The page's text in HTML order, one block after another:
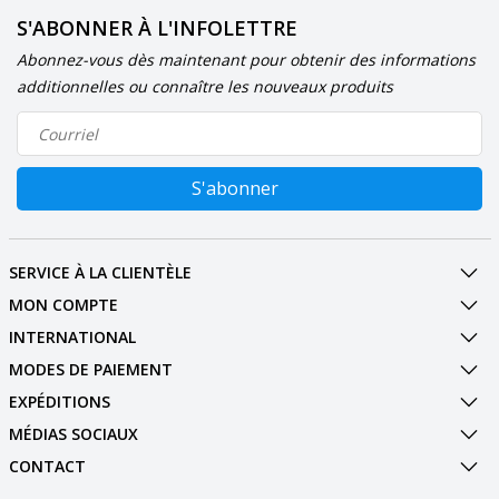
S'ABONNER À L'INFOLETTRE
Abonnez-vous dès maintenant pour obtenir des informations
additionnelles ou connaître les nouveaux produits
S'abonner
SERVICE À LA CLIENTÈLE
MON COMPTE
INTERNATIONAL
MODES DE PAIEMENT
EXPÉDITIONS
MÉDIAS SOCIAUX
CONTACT